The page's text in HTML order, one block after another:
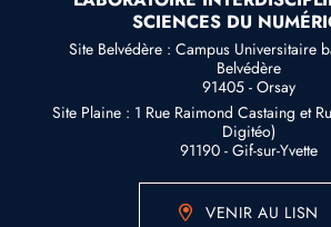
SCIENCES DU
Site Belvédère : Campus Universitaire
Belvédère
91405 - Orsay
Site Plaine : 1 Rue Raimond Castaing et
Digitéo)
91190 - Gif-sur-Yvette
VENIR AU LISN